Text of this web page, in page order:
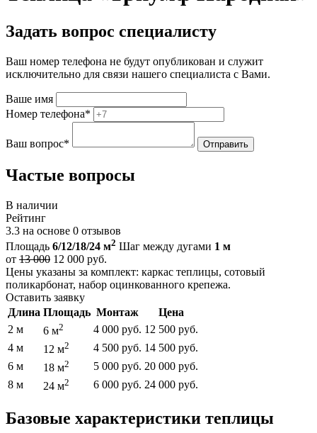
Задать вопрос специалисту
Ваш номер телефона не будут опубликован и служит
исключительно для связи нашего специалиста с Вами.
Ваше имя
Номер телефона*
Ваш вопрос*
Частые вопросы
В наличии
Рейтинг
3.3 на основе 0 отзывов
Площадь 6/12/18/24 м2 Шаг между дугами 1 м
от 13 000 12 000 руб.
Цены указаны за комплект: каркас теплицы, сотовый
поликарбонат, набор оцинкованного крепежа.
Оставить заявку
Длина Площадь Монтаж
Цена
2 м
6 м2 4 000 руб. 12 500 руб.
4 м
12 м2 4 500 руб. 14 500 руб.
6 м
18 м2 5 000 руб. 20 000 руб.
8 м
24 м2 6 000 руб. 24 000 руб.
Базовые характеристики теплицы